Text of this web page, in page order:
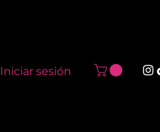
Iniciar sesión